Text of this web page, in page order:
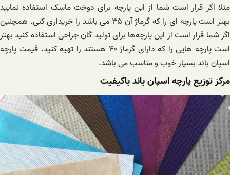
مثلا اگر قرار است شما از این پارچه برای دوخت ماسک استفاده نمایید
بهتر است پارچه ای را که گرماژ آن ۳۵ می باشد را خریداری کنی. همچنین
اگر شما قرار است از این پارچه‌ها برای تولید گان جراحی استفاده کنید بهتر
است پارچه هایی را که دارای گرماژ ۴۰ هستند را تهیه کنید. قیمت پارچه
اسپان باند بسیار خوب و مناسب می باشد.
مرکز توزیع پارچه اسپان باند باکیفیت